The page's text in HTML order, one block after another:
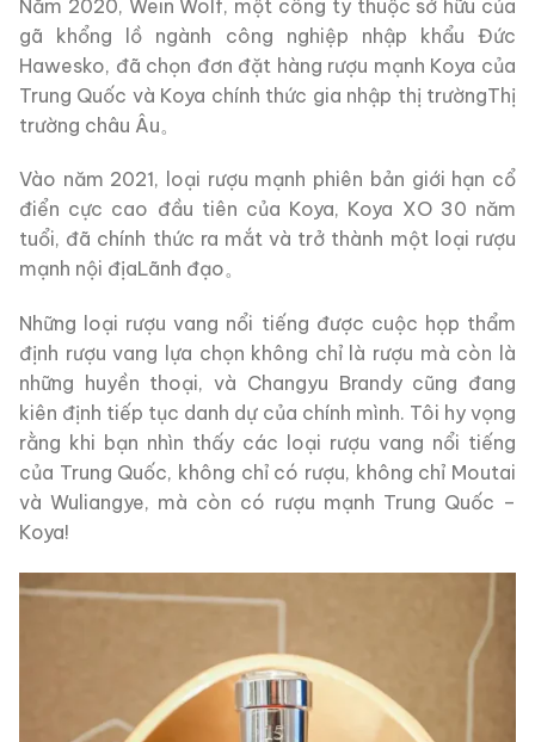
Năm 2020, Wein Wolf, một công ty thuộc sở hữu của
gã khổng lồ ngành công nghiệp nhập khẩu Đức
Hawesko, đã chọn đơn đặt hàng rượu mạnh Koya của
Trung Quốc và Koya chính thức gia nhập thị trườngThị
trường châu Âu。
Vào năm 2021, loại rượu mạnh phiên bản giới hạn cổ
điển cực cao đầu tiên của Koya, Koya XO 30 năm
tuổi, đã chính thức ra mắt và trở thành một loại rượu
mạnh nội địaLãnh đạo。
Những loại rượu vang nổi tiếng được cuộc họp thẩm
định rượu vang lựa chọn không chỉ là rượu mà còn là
những huyền thoại, và Changyu Brandy cũng đang
kiên định tiếp tục danh dự của chính mình. Tôi hy vọng
rằng khi bạn nhìn thấy các loại rượu vang nổi tiếng
của Trung Quốc, không chỉ có rượu, không chỉ Moutai
và Wuliangye, mà còn có rượu mạnh Trung Quốc –
Koya!